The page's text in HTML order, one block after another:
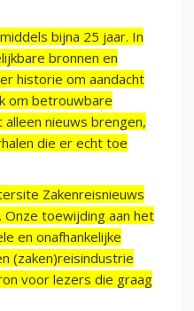
bijna 25 jaar. In
bronnen en
historie om aandacht
om betrouwbare
nieuws brengen,
die er echt toe
Zakenreisnieuws
toewijding aan het
en onafhankelijke
(zaken)reisindustrie
voor lezers die graag